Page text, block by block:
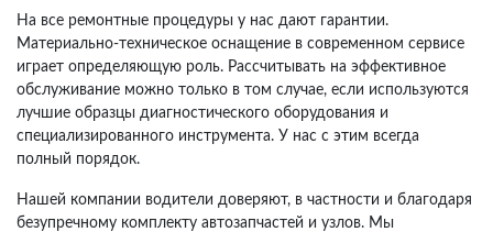
На все ремонтные процедуры у нас дают гарантии.
Материально-техническое оснащение в современном сервисе
играет определяющую роль. Рассчитывать на эффективное
обслуживание можно только в том случае, если используются
лучшие образцы диагностического оборудования и
специализированного инструмента. У нас с этим всегда
полный порядок.
Нашей компании водители доверяют, в частности и благодаря
безупречному комплекту автозапчастей и узлов. Мы